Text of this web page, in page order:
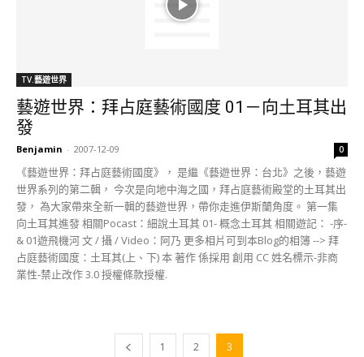
TV.藝遊世界
藝遊世界：拜占庭藝術國度 01－向土耳其出
發
Benjamin - 2007-12-09 0
《藝遊世界：拜占庭藝術國度》， 是繼《藝遊世界：台北》之後，藝遊
世界系列的第二輯， 今次是向地中海之國，拜占庭藝術殿堂的土耳其出
發， 為大家帶來全新一輯的藝遊世界，帶你走進伊斯蘭角度。 第一集
向土耳其進發 相關Pocast：細說土耳其 01- 概念土耳其 相關遊記： -序-
& 01遊飛機河 文 / 攝 / Video：阿乃 更多相片可到本Blog的相簿 --> 拜
占庭藝術國度：土耳其(上、下) 本 著作 係採用 創用 CC 姓名標示-非商
業性-禁止改作 3.0 授權條款授權.
1 2 3